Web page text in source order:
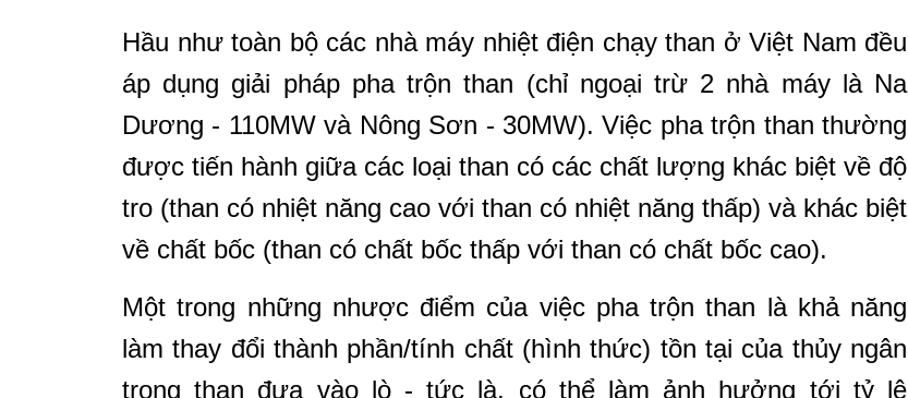
Hầu như toàn bộ các nhà máy nhiệt điện chạy than ở Việt Nam đều
áp dụng giải pháp pha trộn than (chỉ ngoại trừ 2 nhà máy là Na
Dương - 110MW và Nông Sơn - 30MW). Việc pha trộn than thường
được tiến hành giữa các loại than có các chất lượng khác biệt về độ
tro (than có nhiệt năng cao với than có nhiệt năng thấp) và khác biệt
về chất bốc (than có chất bốc thấp với than có chất bốc cao).
Một trong những nhược điểm của việc pha trộn than là khả năng
làm thay đổi thành phần/tính chất (hình thức) tồn tại của thủy ngân
trong than đưa vào lò - tức là, có thể làm ảnh hưởng tới tỷ lệ